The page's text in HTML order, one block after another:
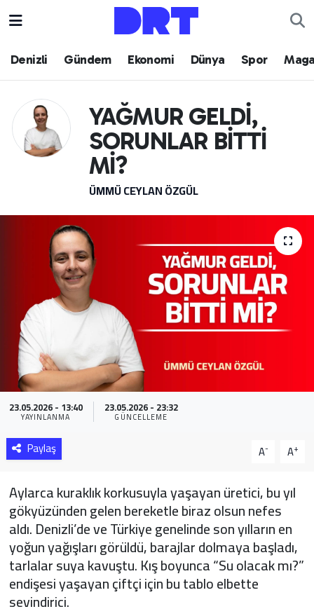
Denizli Gündem Ekonomi Dünya Spor
YAĞMUR GELDİ,
SORUNLAR BİTTİ
Mİ?
ÜMMÜ CEYLAN ÖZGÜL
23.05.2026 - 13:40
YAYINLANMA
23.05.2026 - 23:32
GÜNCELLEME
Paylaş A- A+
Aylarca kuraklık korkusuyla yaşayan üretici, bu yıl
gökyüzünden gelen bereketle biraz olsun nefes
aldı. Denizli’de ve Türkiye genelinde son yılların en
yoğun yağışları görüldü, barajlar dolmaya başladı,
tarlalar suya kavuştu. Kış boyunca “Su olacak mı?”
endişesi yaşayan çiftçi için bu tablo elbette
sevindirici.
Denizli
Ekonomi
Dünya
Magazin
Teknoloji
Yaşam
Sağlık
Yazarlar
Resmi İlan
Resmi Reklam
Hava Durumu
Puan Durumu ve Fikstür
Tüm Manşetler
Son Dakika Haberleri
Haber Arşivi